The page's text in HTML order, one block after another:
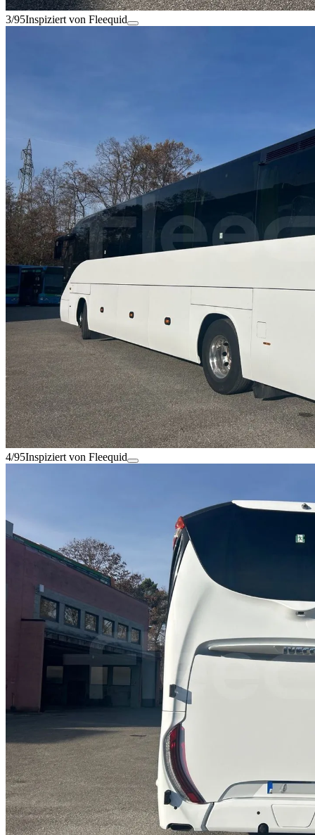
3/95Inspiziert von Fleequid
4/95Inspiziert von Fleequid